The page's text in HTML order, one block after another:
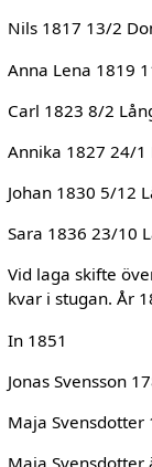
Nils 1817 13/2
Anna Lena 1819
Carl 1823 8/2
Annika 1827 24/1
Johan 1830 5/12
Sara 1836 23/10
Vid laga skifte
kvar i stugan. År
In 1851
Jonas Svensson
Maja